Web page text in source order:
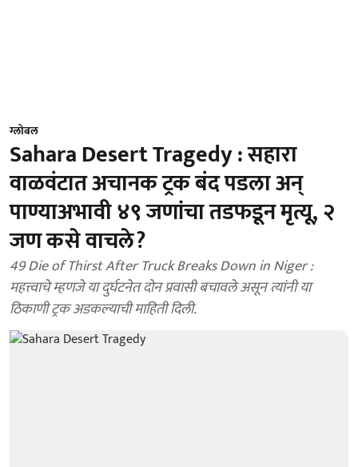
ग्लोबल
Sahara Desert Tragedy : सहारा
वाळवंटात अचानक ट्रक बंद पडला अन्
पाण्याअभावी ४९ जणांचा तडफडून मृत्यू, २
जण कसे वाचले?
49 Die of Thirst After Truck Breaks Down in Niger :
महत्त्वाचे म्हणजे या दुर्घटनेत दोन प्रवासी बचावले असून त्यांनी या
ठिकाणी ट्रक अडकल्याची माहिती दिली.